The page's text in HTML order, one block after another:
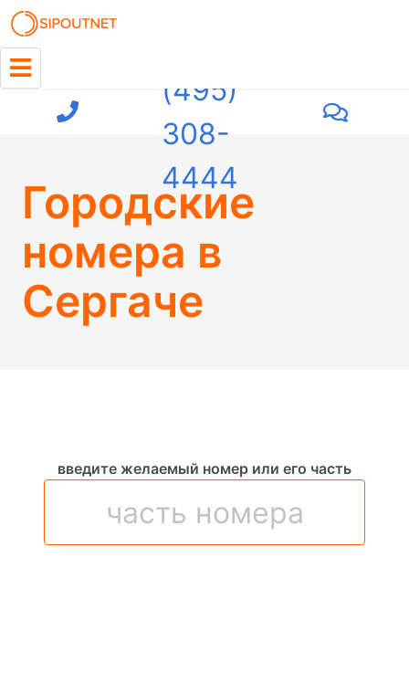
(495)
308-
4444
Городские
номера в
Сергаче
введите желаемый номер или его часть